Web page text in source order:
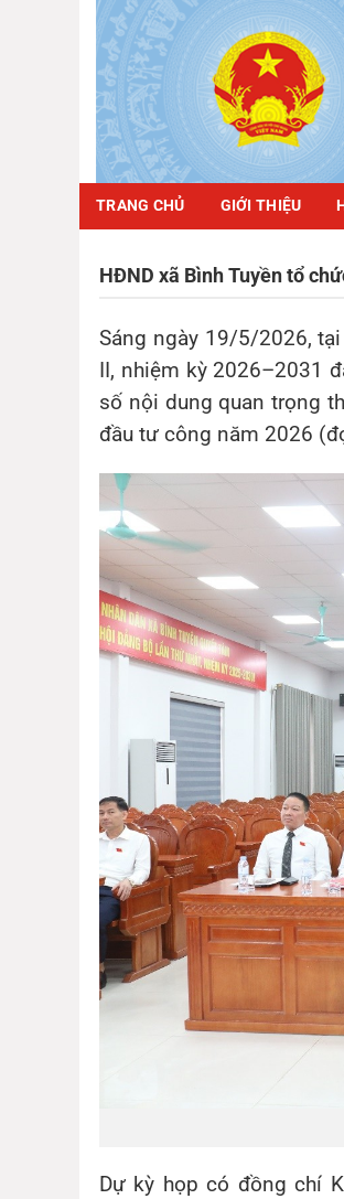
Chuyển
đến
nội
dung
TRANG CHỦ GIỚI THIỆU
HĐND xã Bình Tuyền tổ
Sáng ngày 19/5/2026,
II, nhiệm kỳ 2026–2031
số nội dung quan trọng
đầu tư công năm 2026
Dự kỳ họp có đồng chí